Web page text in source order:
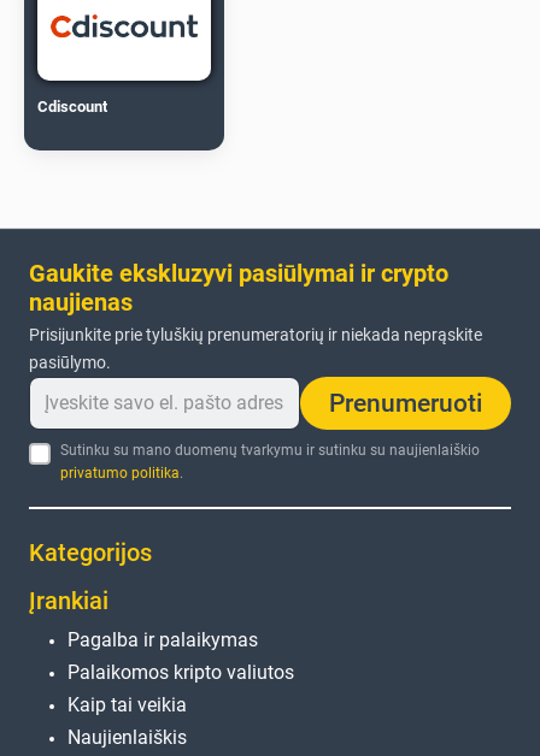
Cdiscount
Gaukite ekskluzyvi pasiūlymai ir crypto
naujienas
Prisijunkite prie tyluškių prenumeratorių ir niekada neprąskite
pasiūlymo.
Prenumeruoti
Sutinku su mano duomenų tvarkymu ir sutinku su naujienlaiškio
privatumo politika.
Kategorijos
Įrankiai
Pagalba ir palaikymas
Palaikomos kripto valiutos
Kaip tai veikia
Naujienlaiškis